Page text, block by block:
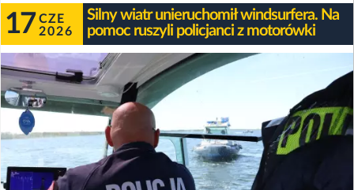
17 CZE
2026
Silny wiatr unieruchomił windsurfera. Na
pomoc ruszyli policjanci z motorówki